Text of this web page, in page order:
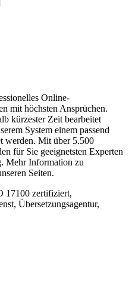
Online-
mit höchsten Ansprüchen.
kürzester Zeit bearbeitet
System einem passend
werden. Mit über 5.500
für Sie geeignetsten Experten
Mehr Information zu
Seiten.
17100 zertifiziert,
Übersetzungsagentur,